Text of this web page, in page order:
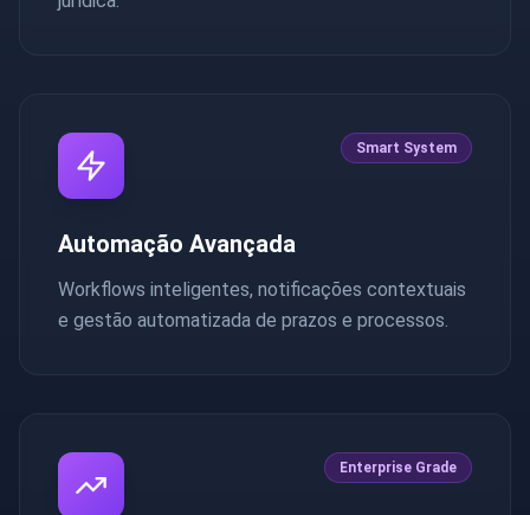
Smart System
Automação Avançada
Workflows inteligentes, notificações contextuais
e gestão automatizada de prazos e processos.
Enterprise Grade